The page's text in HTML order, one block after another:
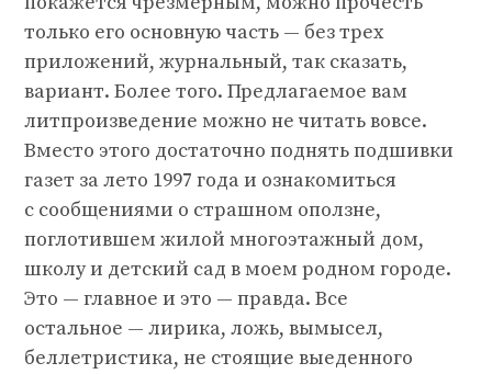
только его основную часть — без трех
приложений, журнальный, так сказать,
вариант. Более того. Предлагаемое вам
литпроизведение можно не читать вовсе.
Вместо этого достаточно поднять подшивки
газет за лето 1997 года и ознакомиться
с сообщениями о страшном оползне,
поглотившем жилой многоэтажный дом,
школу и детский сад в моем родном городе.
Это — главное и это — правда. Все
остальное — лирика, ложь, вымысел,
беллетристика, не стоящие выеденного